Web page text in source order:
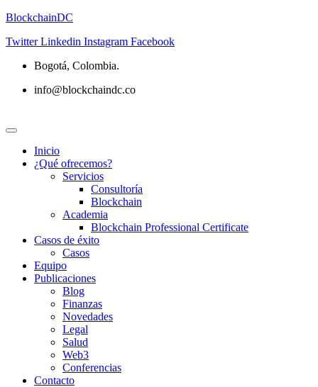
BlockchainDC
Twitter Linkedin Instagram Facebook
Bogotá, Colombia.
info@blockchaindc.co
Inicio
¿Qué ofrecemos?
Servicios
Consultoría
Blockchain
Academia
Blockchain Professional Certificate
Casos de éxito
Casos
Equipo
Publicaciones
Blog
Finanzas
Novedades
Legal
Salud
Web3
Conferencias
Contacto